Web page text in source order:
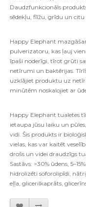
Daudzfunkcionāls
sēdekļu, flīžu, grīdu un
Happy Elephant
pulverizatoru, kas ļauj
īpaši noderīgi, tīrot grūti
netīrumi un baktērijas.
uzklājiet produktu uz
minūtēm noskalojiet ar
Happy Elephant tualetes
ietaupa jūsu laiku un
vidi. Šis produkts ir
vielas, kas var kaitēt
drošs un videi draudzīgs
Sastāvs: >30% ūdens,
hidrolizēti soforolipīdi,
eļļa, glicerilkaprāts,